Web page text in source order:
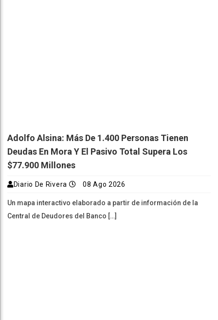
Adolfo Alsina: Más De 1.400 Personas Tienen
Deudas En Mora Y El Pasivo Total Supera Los
$77.900 Millones
Diario De Rivera 08 Ago 2026
Un mapa interactivo elaborado a partir de información de la
Central de Deudores del Banco […]